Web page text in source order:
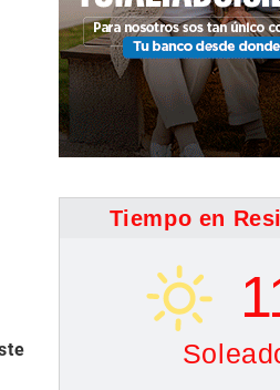
Tiempo en